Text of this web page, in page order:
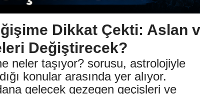
Dikkat Çekti: Aslan
Değiştirecek?
neler taşıyor? sorusu, astrolojiyle
konular arasında yer alıyor.
gelecek gezegen geçişleri ve